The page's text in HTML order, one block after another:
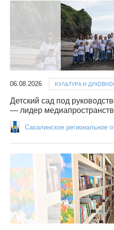
06.08.2026 КУЛЬТУРА И
Детский сад под
— лидер
Сахалинское региональное